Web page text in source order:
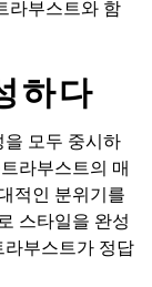
라부스트와 함
하다​
을 모두 중시하
라부스트의 매
적인 분위기를
스타일을 완성
라부스트가 정답